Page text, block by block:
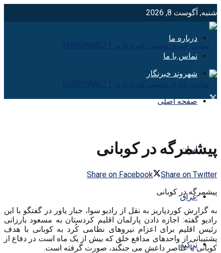
شنبه, آگوست 8, 2026
درباره ما
تماس با ما
شهروند خبرنگار
صفحه اصلی
ایران
عراق
ترکیه
پیشمرگه در کوبانی
Share on Facebook
Share on Twitter
پیشمرگه در کوبانی
به گزارش کوردپاریز به نقل از رادیو سوا، جبار یاور در گفتگو با این
رادیو گفته: اجازه دادن پارلمان اقلیم کردستان به مسعود بارزانی
رئیس اقلیم برای اعزام نیروهای نظامی کُرد به کوبانی با هدف
پشتیبانی از واحدهای مدافع خلق که بیش از یک ماه است در دفاع از
کوبانی با عناصر داعش می جنگند، صورت گرفته است.